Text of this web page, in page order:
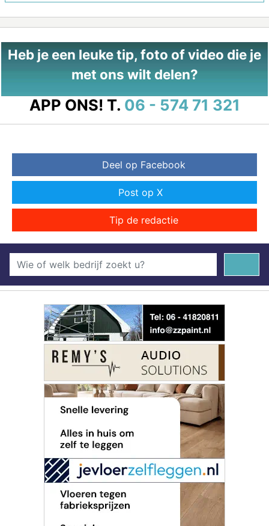
Heb je een leuke tip, foto of video die je
met ons wilt delen?
APP ONS! T. 06 - 574 71 321
Deel op Facebook
Post op X
Tip de redactie